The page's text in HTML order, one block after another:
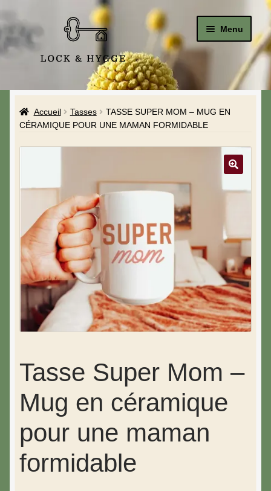
Menu
Le Studio
La Boutique
Mon compte
Blog & Hygge
Accueil Tasses
TASSE SUPER MOM – MUG EN
CÉRAMIQUE POUR UNE MAMAN FORMIDABLE
Tasse Super Mom –
Mug en céramique
pour une maman
formidable